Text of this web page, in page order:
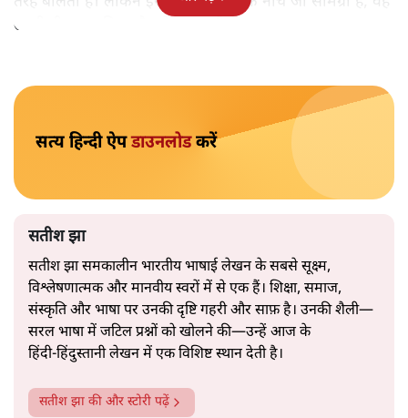
लेकिन क्या वह देहलीज़ पार कर पाया? नीतिगत झिझक, अधूरे सुधार
निर्मला सीतारमण जब 1 फ़रवरी2026 को अपना नौवाँ केंद्रीय
बजट पेश करने उठीं तो वे आसानी से रिकॉर्ड बुक में दर्ज हो गईं।
लेकिन उसके बाद जो आया, उसने साफ़ दिखा दिया कि बिना
उनकी प्रस्तुति आत्मविश्वास से भरी थी। भाषण 90 मिनट चला और
एक ऐसे व्यक्ति की तरह बहता गया जो बजट‑दिवस की पूरी रस्में
कंठस्थ कर चुका हो। नारे वही पुराने—“विकसित भारत”, “ऑरेंज
इकोनॉमी”, “उत्पादकता”, “लचीलापन”—सब कुछ एक अनुभवी
नेता की सहजता से पिरोया गया।
2019 के बही‑खाता वाले प्रतीकवाद से वे बहुत आगे आ चुकी हैं।